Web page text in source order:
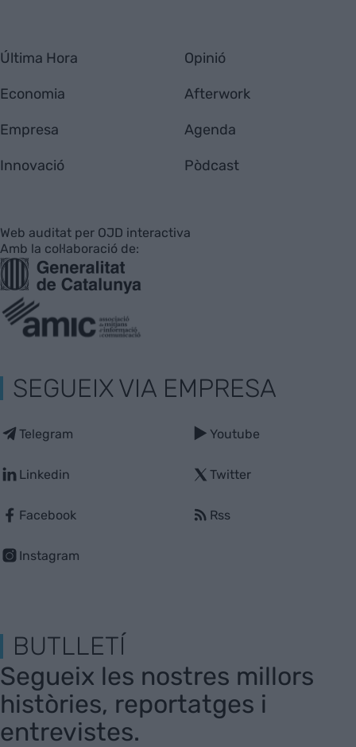
Última Hora
Economia
Empresa
Innovació
Opinió
Afterwork
Agenda
Pòdcast
Web auditat per OJD interactiva
Amb la col·laboració de:
SEGUEIX VIA EMPRESA
Telegram
Linkedin
Facebook
Instagram
Youtube
Twitter
Rss
BUTLLETÍ
Segueix les nostres millors
històries, reportatges i
entrevistes.